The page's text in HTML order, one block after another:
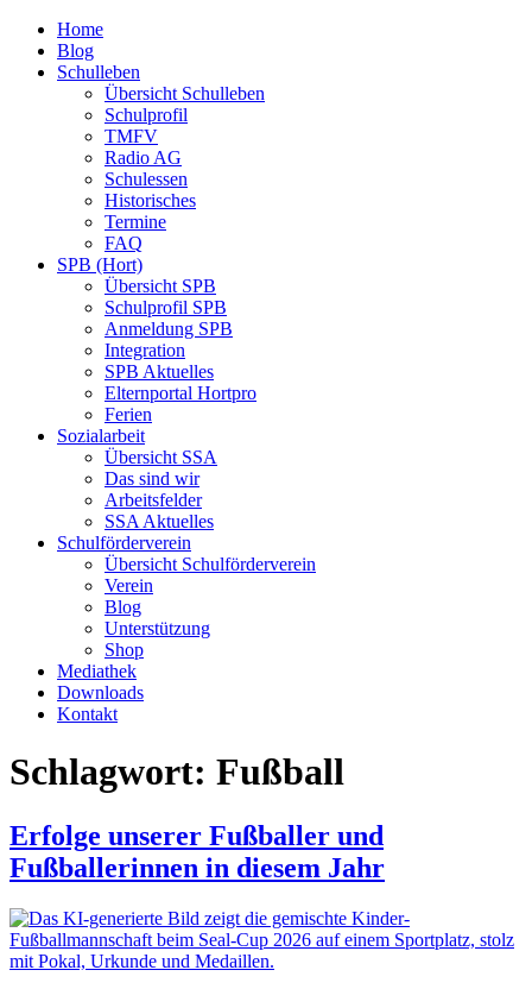
Home
Blog
Schulleben
Übersicht Schulleben
Schulprofil
TMFV
Radio AG
Schulessen
Historisches
Termine
FAQ
SPB (Hort)
Übersicht SPB
Schulprofil SPB
Anmeldung SPB
Integration
SPB Aktuelles
Elternportal Hortpro
Ferien
Sozialarbeit
Übersicht SSA
Das sind wir
Arbeitsfelder
SSA Aktuelles
Schulförderverein
Übersicht Schulförderverein
Verein
Blog
Unterstützung
Shop
Mediathek
Downloads
Kontakt
Schlagwort: Fußball
Erfolge unserer Fußballer und
Fußballerinnen in diesem Jahr